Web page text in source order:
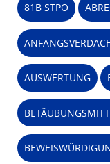
81B STPO
AUSWERTUNG